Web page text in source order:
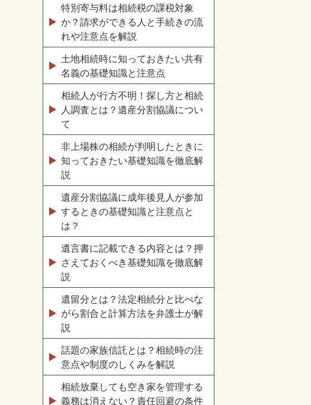
特別寄与料は相続税の課税対象
か？請求ができる人と手続きの流
れや注意点を解説
土地相続時に知っておきたい共有
名義の基礎知識と注意点
相続人が行方不明！探し方と相続
人調査とは？遺産分割協議につい
て
非上場株の相続が判明したときに
知っておきたい基礎知識を徹底解
説
遺産分割協議に成年後見人が参加
するときの基礎知識と注意点と
は？
遺言書に記載できる内容とは？押
さえておくべき基礎知識を徹底解
説
遺留分とは？法定相続分と比べな
がら割合と計算方法を弁護士が解
説
話題の家族信託とは？相続時の注
意点や制度のしくみを解説
相続放棄しても空き家を管理する
義務は消えない？責任回避の条件